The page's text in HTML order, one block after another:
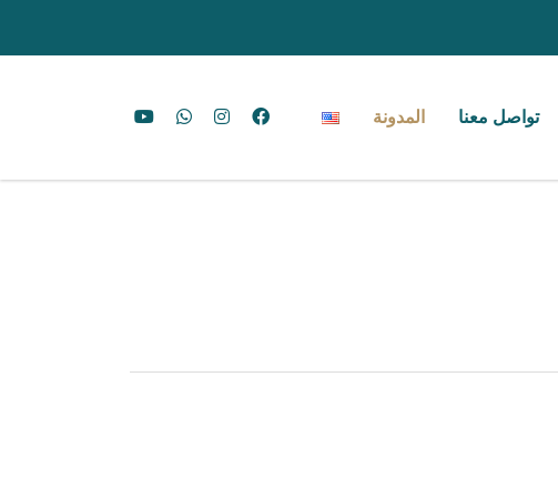
تواصل معنا المدونة